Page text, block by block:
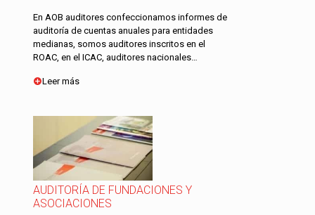
En AOB auditores confeccionamos informes de
auditoría de cuentas anuales para entidades
medianas, somos auditores inscritos en el
ROAC, en el ICAC, auditores nacionales…
Leer más
AUDITORÍA DE FUNDACIONES Y
ASOCIACIONES